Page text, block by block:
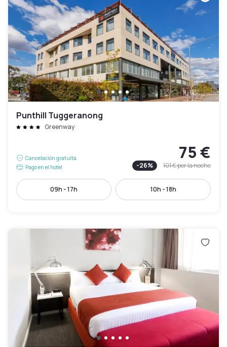
Punthill Tuggeranong
Greenway
Cancelación gratuita
Pago en el hotel
75 €
-26% 101 €por la noche
09h - 17h 10h - 18h